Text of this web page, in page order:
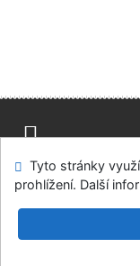
Mapa stránek
Modul OpenSearch
Univerzitní
Tyto stránky
prohlížení. Další